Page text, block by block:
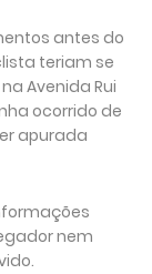
antes do
teriam se
Avenida Rui
ocorrido de
apurada
nem